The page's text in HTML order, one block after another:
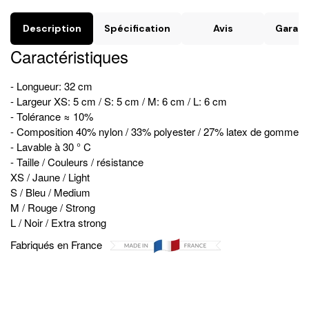
Description Spécification Avis
Caractéristiques
- Longueur: 32 cm
- Largeur XS: 5 cm / S: 5 cm / M: 6 cm / L: 6 cm
- Tolérance ≈ 10%
- Composition 40% nylon / 33% polyester / 27% latex de gomme
- Lavable à 30 ° C
- Taille / Couleurs / résistance
XS / Jaune / Light
S / Bleu / Medium
M / Rouge / Strong
L / Noir / Extra strong
Fabriqués en France